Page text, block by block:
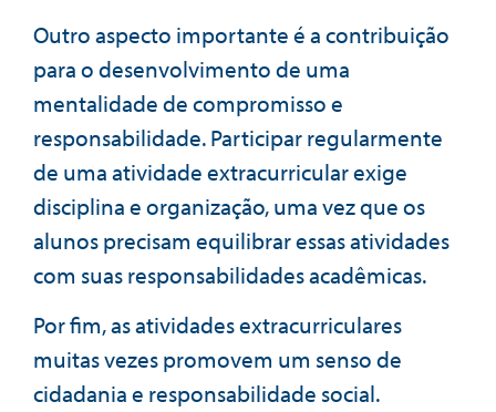
Outro aspecto importante é a contribuição
para o desenvolvimento de uma
mentalidade de compromisso e
responsabilidade. Participar regularmente
de uma atividade extracurricular exige
disciplina e organização, uma vez que os
alunos precisam equilibrar essas atividades
com suas responsabilidades acadêmicas.
Por fim, as atividades extracurriculares
muitas vezes promovem um senso de
cidadania e responsabilidade social.